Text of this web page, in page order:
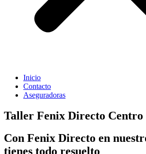
Inicio
Contacto
Aseguradoras
Taller Fenix Directo Centro
Con Fenix Directo en
tienes todo resuelto